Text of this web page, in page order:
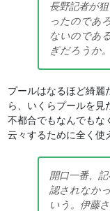
長野記者が
ったのであ
ないのであ
ぎだろうか。
プールはなるほど綺麗
ら、いくらプールを見
不都合でもなんでもな
云々するために全く使
開口一番、
認されなか
いう。伊藤